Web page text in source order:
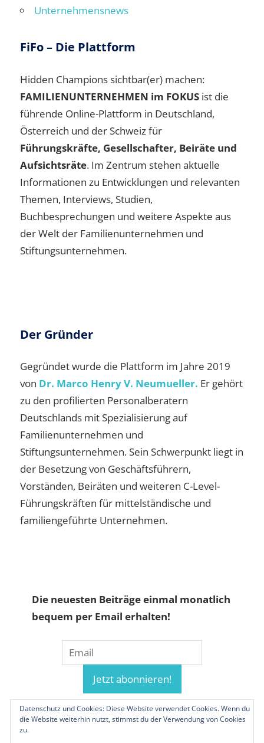
Unternehmensnews
FiFo – Die Plattform
Hidden Champions sichtbar(er) machen:
FAMILIENUNTERNEHMEN im FOKUS ist die
führende Online-Plattform in Deutschland,
Österreich und der Schweiz für
Führungskräfte, Gesellschafter, Beiräte und
Aufsichtsräte. Im Zentrum stehen aktuelle
Informationen zu Entwicklungen und relevanten
Themen, Interviews, Studien,
Buchbesprechungen und weitere Aspekte aus
der Welt der Familienunternehmen und
Stiftungsunternehmen.
Der Gründer
Gegründet wurde die Plattform im Jahre 2019
von Dr. Marco Henry V. Neumueller. Er gehört
zu den profilierten Personalberatern
Deutschlands mit Spezialisierung auf
Familienunternehmen und
Stiftungsunternehmen. Sein Schwerpunkt liegt in
der Besetzung von Geschäftsführern,
Vorständen, Beiräten und weiteren C-Level-
Führungskräften für mittelständische und
familiengeführte Unternehmen.
Die neuesten Beiträge einmal monatlich
bequem per Email erhalten!
Datenschutz und Cookies: Diese Website verwendet Cookies. Wenn du
die Website weiterhin nutzt, stimmst du der Verwendung von Cookies
zu.